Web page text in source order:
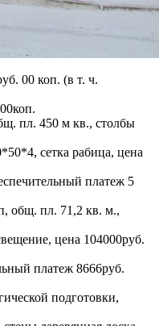
доска, балки
00 коп. (в т. ч.
пл. 450 м кв., столбы
сетка рабица, цена
платеж 5
общ. пл. 71,2 кв. м.,
цена 104000руб.
платеж 8666руб.
подготовки,